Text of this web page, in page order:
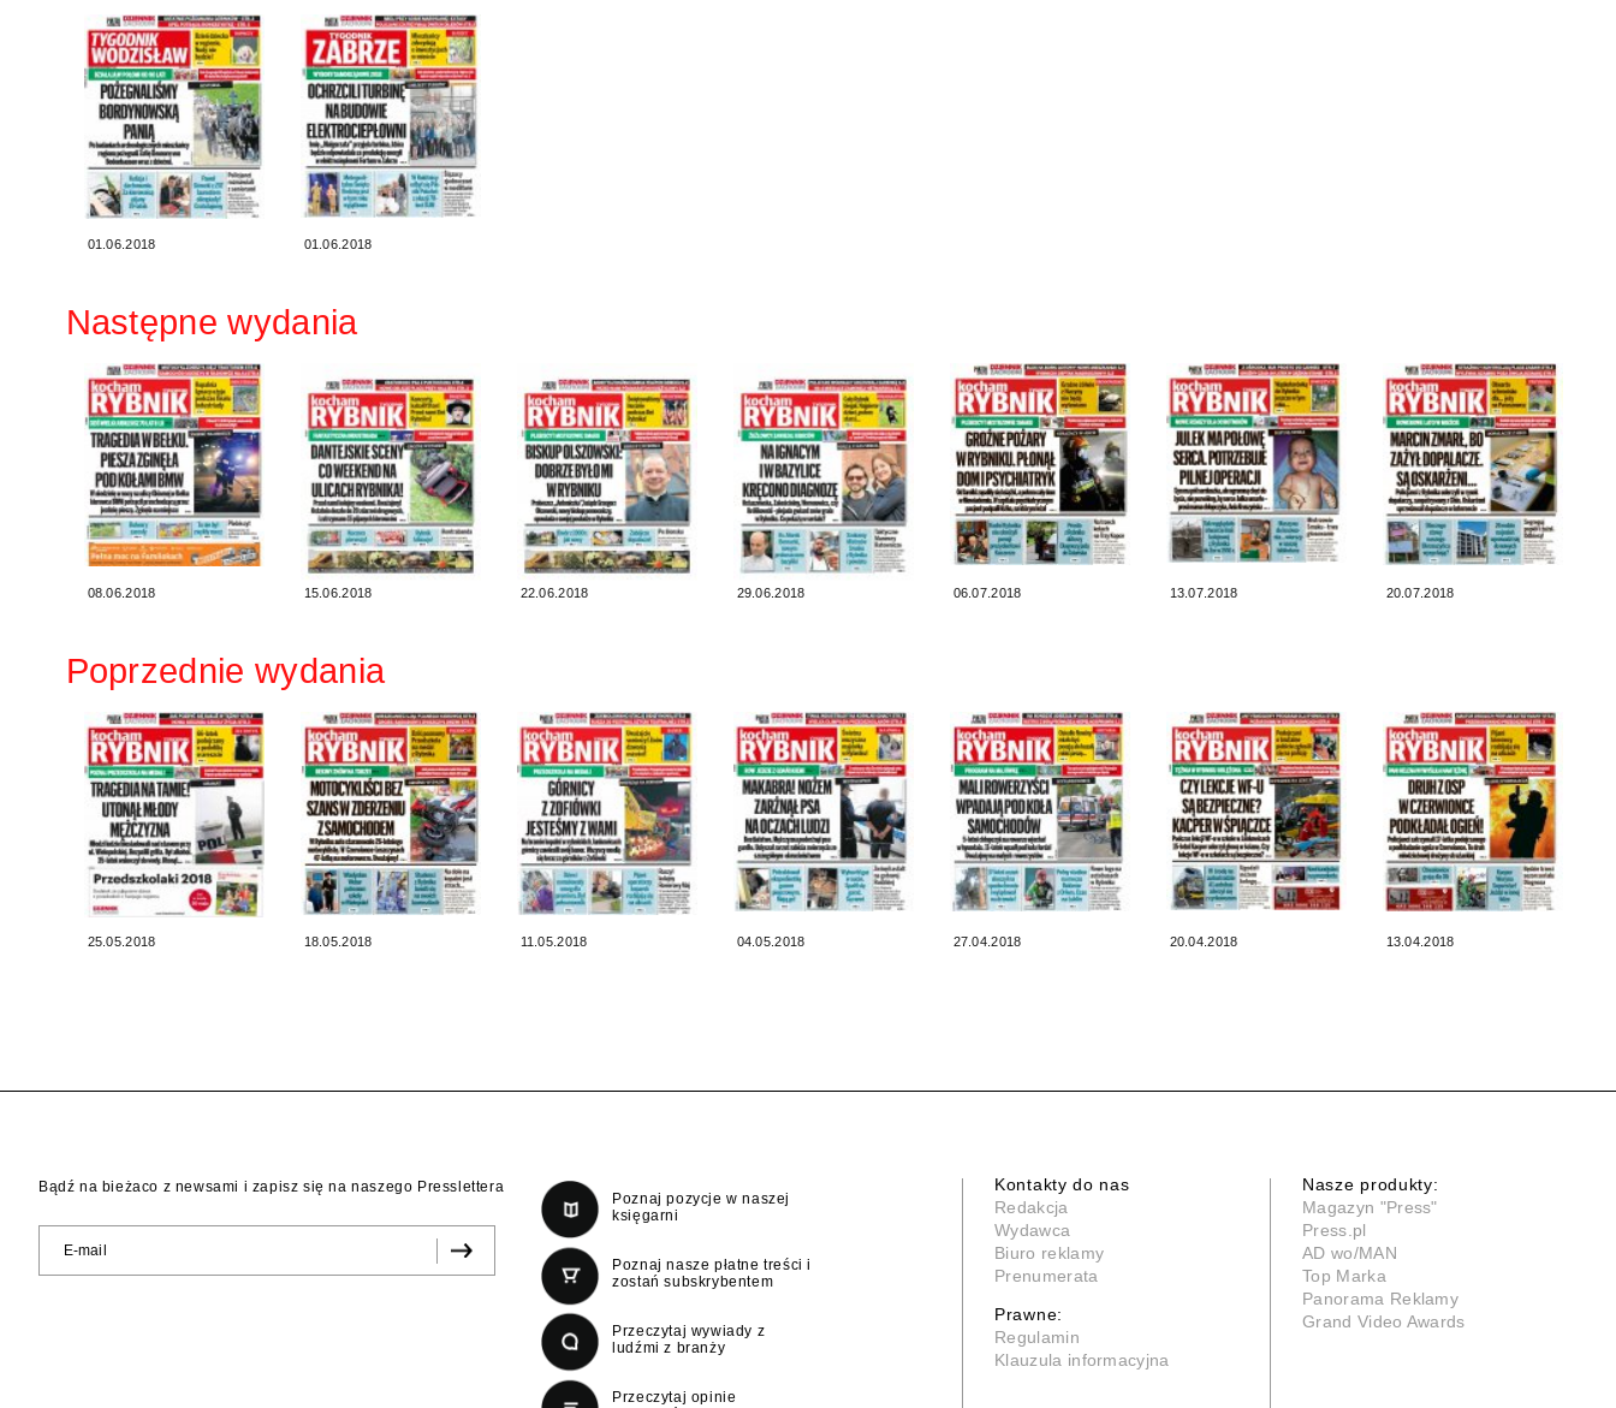
01.06.2018 01.06.2018
Następne wydania
08.06.2018 15.06.2018 22.06.2018 29.06.2018 06.07.2018 13.07.2018 20.07.2018
Poprzednie wydania
25.05.2018 18.05.2018 11.05.2018 04.05.2018 27.04.2018 20.04.2018 13.04.2018
Bądź na bieżaco z newsami i zapisz się na naszego Presslettera
Poznaj pozycje w naszej
księgarni
Poznaj nasze płatne treści i
zostań subskrybentem
Przeczytaj wywiady z
ludźmi z branży
Przeczytaj opinie
Kontakty do nas
Redakcja
Wydawca
Biuro reklamy
Prenumerata
Prawne:
Regulamin
Klauzula informacyjna
Nasze produkty:
Magazyn "Press"
Press.pl
AD wo/MAN
Top Marka
Panorama Reklamy
Grand Video Awards